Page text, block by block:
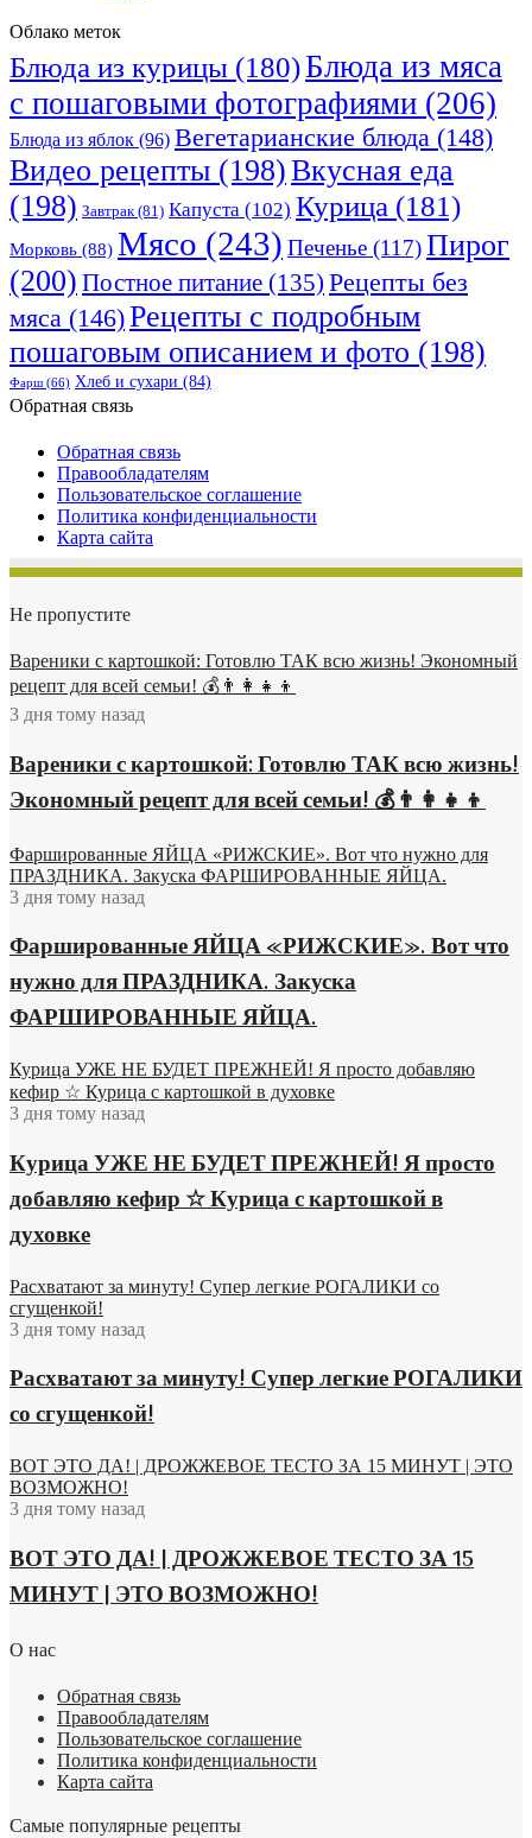
Облако меток
Блюда из курицы (180)Блюда из мяса
с пошаговыми фотографиями (206)
Блюда из яблок (96) Вегетарианские блюда (148)
Видео рецепты (198)Вкусная еда
(198) Завтрак(81) Капуста (102) Курица (181)
Морковь (88) Мясо (243) Печенье (117)Пирог
(200) Постное питание (135) Рецепты без
мяса (146)Рецепты с подробным
пошаговым описанием и фото (198)
Фарш(66) Хлеб и сухари (84)
Обратная связь
Обратная связь
Правообладателям
Пользовательское соглашение
Политика конфиденциальности
Карта сайта
Не пропустите
Вареники с картошкой: Готовлю ТАК всю жизнь! Экономный
рецепт для всей семьи! 💰👨👩👧👦
3 дня тому назад
Вареники с картошкой: Готовлю ТАК всю жизнь!
Экономный рецепт для всей семьи! 💰👨👩👧👦
Фаршированные ЯЙЦА «РИЖСКИЕ». Вот что нужно для
ПРАЗДНИКА. Закуска ФАРШИРОВАННЫЕ ЯЙЦА.
3 дня тому назад
Фаршированные ЯЙЦА «РИЖСКИЕ». Вот что
нужно для ПРАЗДНИКА. Закуска
ФАРШИРОВАННЫЕ ЯЙЦА.
Курица УЖЕ НЕ БУДЕТ ПРЕЖНЕЙ! Я просто добавляю
кефир ☆ Курица с картошкой в духовке
3 дня тому назад
Курица УЖЕ НЕ БУДЕТ ПРЕЖНЕЙ! Я просто
добавляю кефир ☆ Курица с картошкой в
духовке
Расхватают за минуту! Супер легкие РОГАЛИКИ со
сгущенкой!
3 дня тому назад
Расхватают за минуту! Супер легкие РОГАЛИКИ
со сгущенкой!
ВОТ ЭТО ДА! | ДРОЖЖЕВОЕ ТЕСТО ЗА 15 МИНУТ | ЭТО
ВОЗМОЖНО!
3 дня тому назад
ВОТ ЭТО ДА! | ДРОЖЖЕВОЕ ТЕСТО ЗА 15
МИНУТ | ЭТО ВОЗМОЖНО!
О нас
Обратная связь
Правообладателям
Пользовательское соглашение
Политика конфиденциальности
Карта сайта
Самые популярные рецепты